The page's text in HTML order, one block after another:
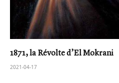
1871, la Révolte d’El Mokrani
2021-04-17